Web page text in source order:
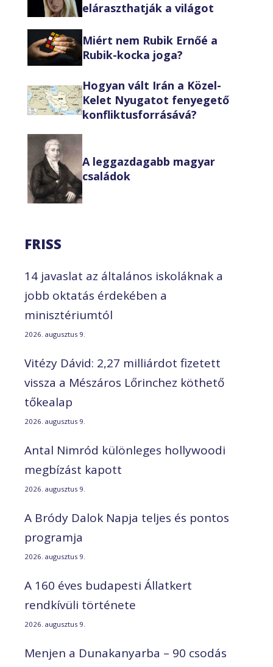
eláraszthatják a világot
Miért nem Rubik Ernőé a
Rubik-kocka joga?
Hogyan vált Irán a Közel-
Kelet Nyugatot fenyegető
konfliktusforrásává?
A leggazdagabb magyar
családok
FRISS
14 javaslat az általános iskoláknak a
jobb oktatás érdekében a
minisztériumtól
2026. augusztus 9.
Vitézy Dávid: 2,27 milliárdot fizetett
vissza a Mészáros Lőrinchez köthető
tőkealap
2026. augusztus 9.
Antal Nimród különleges hollywoodi
megbízást kapott
2026. augusztus 9.
A Bródy Dalok Napja teljes és pontos
programja
2026. augusztus 9.
A 160 éves budapesti Állatkert
rendkívüli története
2026. augusztus 9.
Menjen a Dunakanyarba – 90 csodás